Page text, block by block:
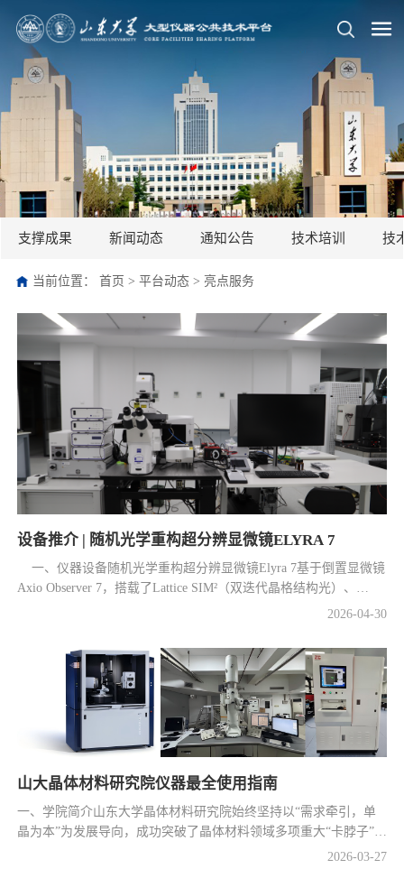
支撑成果 新闻动态 通知公告 技术培训 技
当前位置：首页 >平台动态 > 亮点服务
设备推介 | 随机光学重构超分辨显微镜ELYRA 7
一、仪器设备随机光学重构超分辨显微镜Elyra 7基于倒置显微镜
Axio Observer 7，搭载了Lattice SIM²（双迭代晶格结构光）、
SMLM（dSTORM/PALM）以及SIM Apotome（结构光光学切片）30
2026-04
山大晶体材料研究院仪器最全使用指南
一、学院简介山东大学晶体材料研究院始终坚持以“需求牵引，单
晶为本”为发展导向，成功突破了晶体材料领域多项重大“卡脖子”技
术难题。学院具备总价值超过1.60亿元的先进设备集群，支撑了多27
2026-03